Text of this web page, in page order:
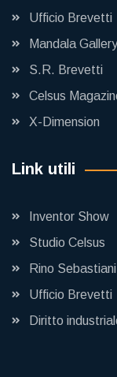
Ufficio Brevetti
Mandala Gallery
S.R. Brevetti
Celsus
X-Dimension
Link utili
Inventor Show
Studio Celsus
Rino Sebastiani
Ufficio Brevetti
Diritto